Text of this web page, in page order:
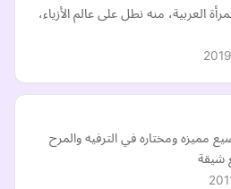
العربية، منه نطل على عالم الأزياء،
مميزه ومختاره في الترفيه والمرح
شيقة